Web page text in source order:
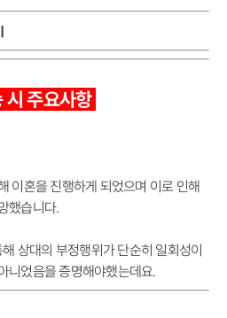
시 주요사항
이혼을 진행하게 되었으며 이로 인해
했습니다.
상대의 부정행위가 단순히 일회성이
니었음을 증명해야했는데요.